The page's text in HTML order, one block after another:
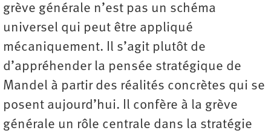
grève générale n’est pas un schéma
universel qui peut être appliqué
mécaniquement. Il s’agit plutôt de
d’appréhender la pensée stratégique de
Mandel à partir des réalités concrètes qui se
posent aujourd’hui. Il confère à la grève
générale un rôle centrale dans la stratégie